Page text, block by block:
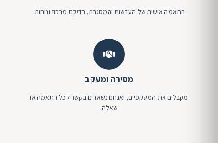
התאמה אישית של העדשות והמסגרת, בדיקת מרכוז ונוחות.
מסירה ומעקב
מקבלים את המשקפיים, ואנחנו נשארים בקשר לכל התאמה או
שאלה.